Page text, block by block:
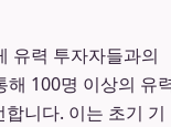
유력 투자자들과의
100명 이상의 유
니다. 이는 초기 기